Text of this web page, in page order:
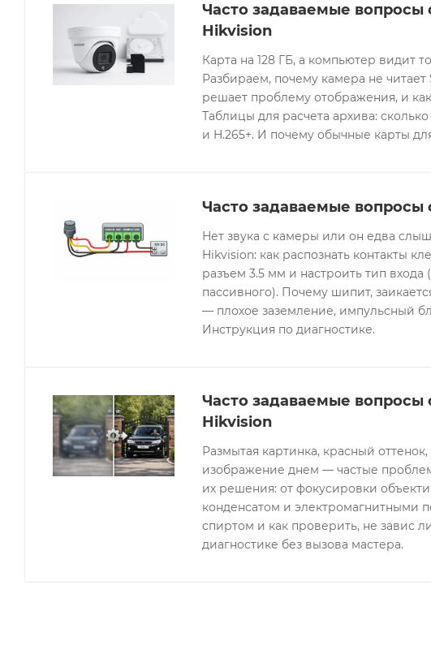
Часто задаваемые
Hikvision
Карта на 128 ГБ, а компьютер видит
Разбираем, почему камера не
решает проблему отображения, и
Таблицы для расчета архива:
и H.265+. И почему обычные карты
Часто задаваемые вопросы
Нет звука с камеры или он едва
Hikvision: как распознать контакты
разъем 3.5 мм и настроить тип
пассивного). Почему шипит,
— плохое заземление, импульсный
Инструкция по диагностике.
Часто задаваемые
Hikvision
Размытая картинка, красный
изображение днем — частые
их решения: от фокусировки
конденсатом и электромагнитными
спиртом и как проверить, не завис
диагностике без вызова мастера.